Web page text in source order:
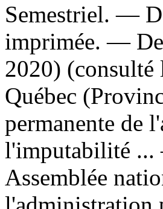
Semestriel. —
imprimée. —
2020)
Québec
permanente de
l'imputabilité
Assemblée